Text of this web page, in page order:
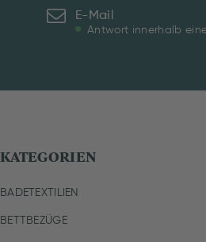
E-Mail
Antwort innerhalb
KATEGORIEN
BADETEXTILIEN
BETTBEZÜGE